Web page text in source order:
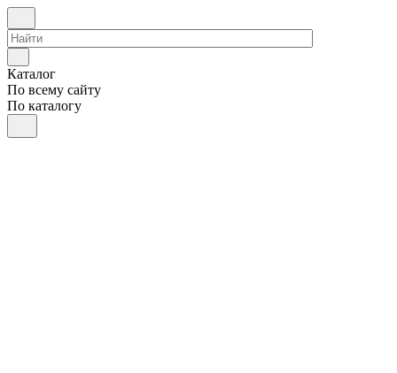
Каталог
По всему сайту
По каталогу